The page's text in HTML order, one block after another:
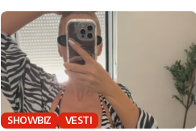
SHOWBIZ VESTI